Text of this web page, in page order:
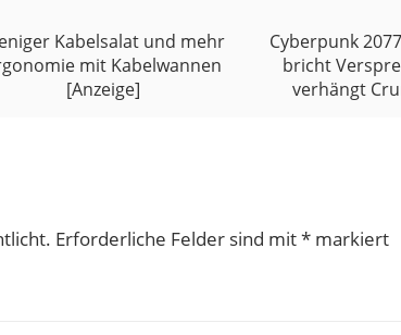
Kabelsalat und mehr
mit Kabelwannen
[Anzeige]
Cyberpunk
bricht
verhängt
Erforderliche Felder sind mit*markiert